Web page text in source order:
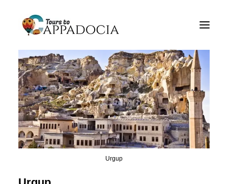
Privé Cappadocia Tours
Cappadocia Tour Pakketten
Cappadocia Balloon Tours
bezoeken
Bloggen
Over
Contact
Urgup